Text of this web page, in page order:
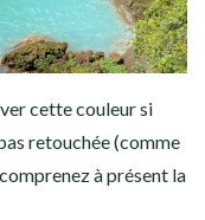
cette couleur si
retouchée (comme
à présent la